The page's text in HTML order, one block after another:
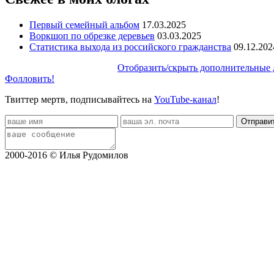
Первый семейный альбом 17.03.2025
Воркшоп по обрезке деревьев 03.03.2025
Статистика выхода из российского гражданства
Отобразить/скрыть дополнительные
Фолловить!
Твиттер мертв, подписывайтесь на YouTube-канал!
2000-2016 © Илья Рудомилов